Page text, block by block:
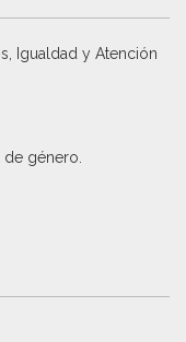
Igualdad y Atención
de género